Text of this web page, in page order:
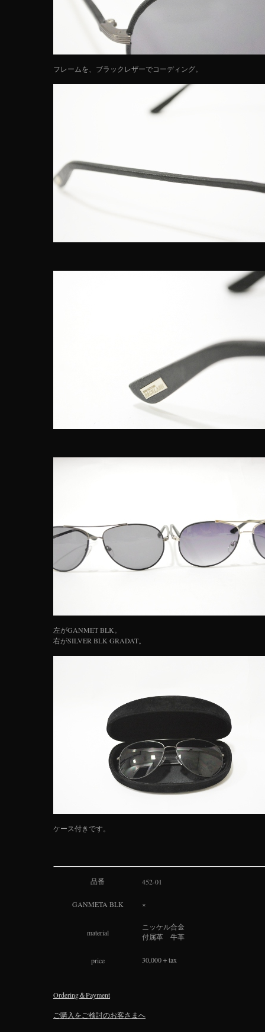
フレームを、ブラックレザーでコーディング。
左がGANMET BLK。
右がSILVER BLK GRADAT。
ケース付きです。
品番 452-01
GANMETA BLK ×
material
ニッケル合金
付属革　牛革
price 30,000＋tax
Ordering＆Payment
ご購入をご検討のお客さまへ